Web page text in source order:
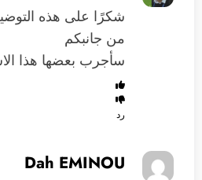
شكرًا على هذه
من جانبكم
سأجرب بعضها هذا
رد
Dah EMINOU